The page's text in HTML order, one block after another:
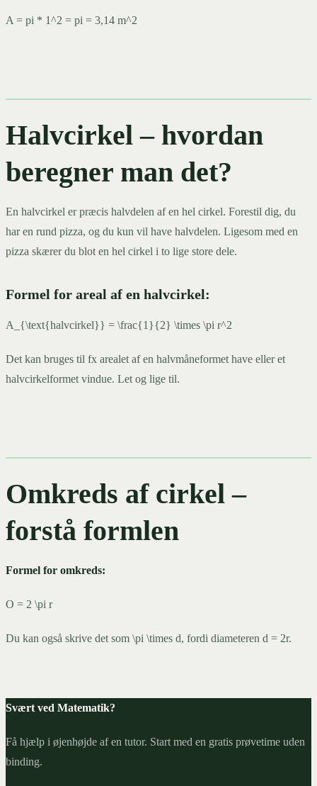
A = pi * 1^2 = pi = 3,14 m^2
Halvcirkel – hvordan
beregner man det?
En halvcirkel er præcis halvdelen af en hel cirkel. Forestil dig, du
har en rund pizza, og du kun vil have halvdelen. Ligesom med en
pizza skærer du blot en hel cirkel i to lige store dele.
Formel for areal af en halvcirkel:
A_{\text{halvcirkel}} = \frac{1}{2} \times \pi r^2
Det kan bruges til fx arealet af en halvmåneformet have eller et
halvcirkelformet vindue. Let og lige til.
Omkreds af cirkel –
forstå formlen
Formel for omkreds:
O = 2 \pi r
Du kan også skrive det som \pi \times d, fordi diameteren d = 2r.
Svært ved Matematik?
Få hjælp i øjenhøjde af en tutor. Start med en gratis prøvetime uden
binding.